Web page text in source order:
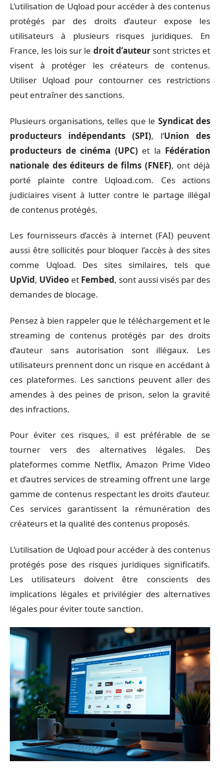
L’utilisation de Uqload pour accéder à des contenus
protégés par des droits d’auteur expose les
utilisateurs à plusieurs risques juridiques. En
France, les lois sur le droit d’auteur sont strictes et
visent à protéger les créateurs de contenus.
Utiliser Uqload pour contourner ces restrictions
peut entraîner des sanctions.
Plusieurs organisations, telles que le Syndicat des
producteurs indépendants (SPI), l’Union des
producteurs de cinéma (UPC) et la Fédération
nationale des éditeurs de films (FNEF), ont déjà
porté plainte contre Uqload.com. Ces actions
judiciaires visent à lutter contre le partage illégal
de contenus protégés.
Les fournisseurs d’accès à internet (FAI) peuvent
aussi être sollicités pour bloquer l’accès à des sites
comme Uqload. Des sites similaires, tels que
UpVid, UVideo et Fembed, sont aussi visés par des
demandes de blocage.
Pensez à bien rappeler que le téléchargement et le
streaming de contenus protégés par des droits
d’auteur sans autorisation sont illégaux. Les
utilisateurs prennent donc un risque en accédant à
ces plateformes. Les sanctions peuvent aller des
amendes à des peines de prison, selon la gravité
des infractions.
Pour éviter ces risques, il est préférable de se
tourner vers des alternatives légales. Des
plateformes comme Netflix, Amazon Prime Video
et d’autres services de streaming offrent une large
gamme de contenus respectant les droits d’auteur.
Ces services garantissent la rémunération des
créateurs et la qualité des contenus proposés.
L’utilisation de Uqload pour accéder à des contenus
protégés pose des risques juridiques significatifs.
Les utilisateurs doivent être conscients des
implications légales et privilégier des alternatives
légales pour éviter toute sanction.